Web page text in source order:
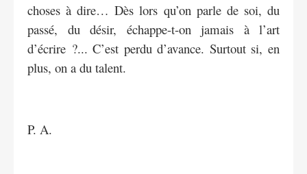
choses à dire… Dès lors qu’on parle de soi, du
passé, du désir, échappe-t-on jamais à l’art
d’écrire ?... C’est perdu d’avance. Surtout si, en
plus, on a du talent.
P. A.